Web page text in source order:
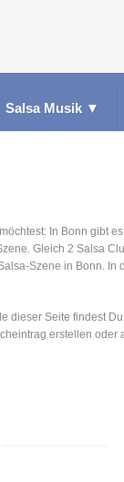
Salsa Musik ▼
In Bonn gibt
Gleich 2 Salsa
Szene in Bonn. In
dieser Seite findest
erstellen oder